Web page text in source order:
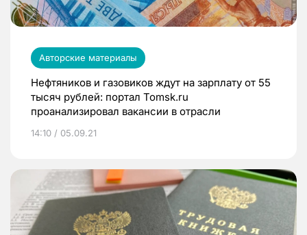
Авторские материалы
Нефтяников и газовиков ждут на зарплату от 55
тысяч рублей: портал Tomsk.ru
проанализировал вакансии в отрасли
14:10 / 05.09.21